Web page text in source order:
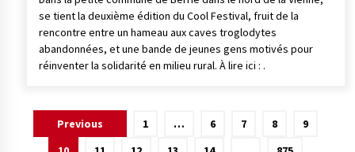
se tient la deuxième édition du Cool Festival, fruit de la
rencontre entre un hameau aux caves troglodytes
abandonnées, et une bande de jeunes gens motivés pour
réinventer la solidarité en milieu rural. À lire ici : .
Pagination
Previous 1 … 6 7 8
9